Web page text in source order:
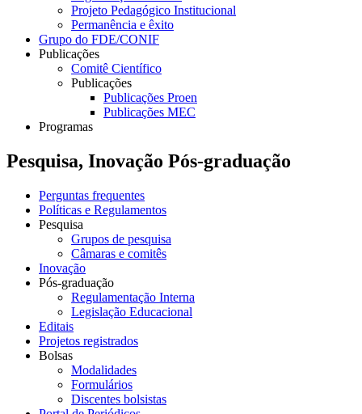
Projeto Pedagógico Institucional
Permanência e êxito
Grupo do FDE/CONIF
Publicações
Comitê Científico
Publicações
Publicações Proen
Publicações MEC
Programas
Pesquisa, Inovação Pós-graduação
Perguntas frequentes
Políticas e Regulamentos
Pesquisa
Grupos de pesquisa
Câmaras e comitês
Inovação
Pós-graduação
Regulamentação Interna
Legislação Educacional
Editais
Projetos registrados
Bolsas
Modalidades
Formulários
Discentes bolsistas